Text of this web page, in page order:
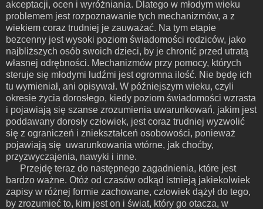
akceptacji, ocen i wyróżniania. Dlatego w młodym wieku
problemem jest rozpoznawanie tych mechanizmów, a z
wiekiem coraz trudniej je zauważać. Na tym etapie
bezcenny jest wysoki poziom świadomości rodziców, jako
najbliższych osób swoich dzieci, by je chronić przed utratą
własnej odrębności. Mechanizmów przy pomocy, których
steruje się młodymi ludźmi jest ogromna ilość. Nie będę ich
tu wymieniał, ani opisywał. W późniejszym wieku, czyli
okresie życia dorosłego, kiedy poziom świadomości wzrasta
i pojawiają się szanse zrozumienia uwarunkowań, jakim jest
poddawany dorosły człowiek, jest coraz trudniej wyzwolić
się z ograniczeń i zniekształceń osobowości, ponieważ
pojawiają się uwarunkowania wtórne, jak choćby,
przyzwyczajenia, nawyki i inne.
Przejdę teraz do następnego zagadnienia, które jest
bardzo ważne. Otóż od czasów odkąd istnieją jakiekolwiek
zapisy w różnej formie zachowane, człowiek dążył do tego,
by zrozumieć to, kim jest on i świat, który go otacza, w